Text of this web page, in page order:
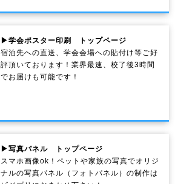
▶学会ポスター印刷 トップページ
宿泊先への直送、学会会場への貼付け等ご好
評頂いております！業界最速、校了後3時間
でお届けも可能です！
▶写真パネル トップページ
スマホ画像ok！ペットや家族の写真でオリジ
ナルの写真パネル（フォトパネル）の制作は